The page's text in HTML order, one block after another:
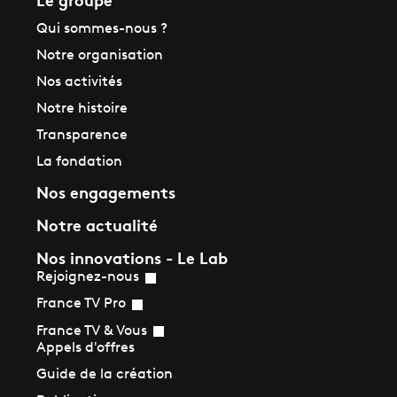
Qui sommes-nous ?
Notre organisation
Nos activités
Notre histoire
Transparence
La fondation
Nos engagements
Notre actualité
Nos innovations - Le Lab
Rejoignez-nous
France TV Pro
France TV & Vous
Appels d'offres
Guide de la création